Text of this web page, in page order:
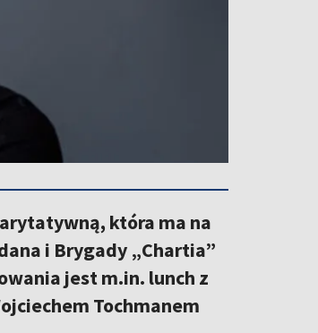
która ma na
i Brygady „Chartia”
jest m.in. lunch z
Toсhmanem